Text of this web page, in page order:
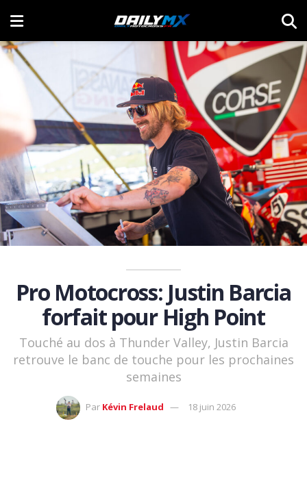
Pro Motocross: Justin Barcia
forfait pour High Point
Touché au dos à Thunder Valley, Justin Barcia
retrouve le banc de touche pour les prochaines
semaines
Par Kévin Frelaud 18 juin 2026